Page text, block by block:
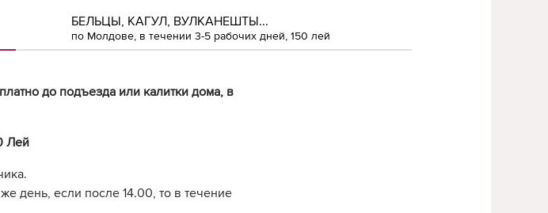
БЕЛЬЦЫ, КАГУЛ, ВУЛКАНЕШТЫ...
по Молдове, в течении 3-5 рабочих дней, 150 лей
до подъезда или калитки дома, в
Лей
день, если после 14.00, то в течение